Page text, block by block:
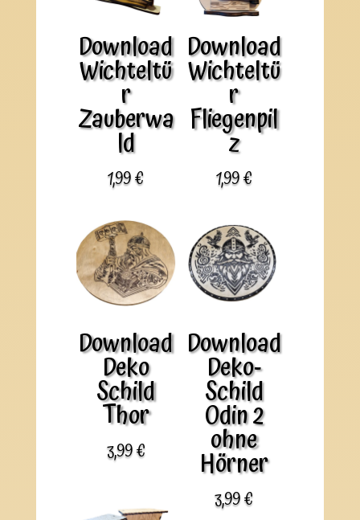
Download
Wichteltü
r
Zauberwa
ld
1,99€
Download
Wichteltü
r
Fliegenpil
z
1,99€
Download
Deko
Schild
Thor
3,99€
Download
Deko-
Schild
Odin 2
ohne
Hörner
3,99€